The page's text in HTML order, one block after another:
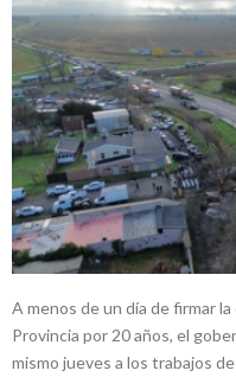
A menos de un día de firmar
Provincia por 20 años, el
mismo jueves a los trabajos